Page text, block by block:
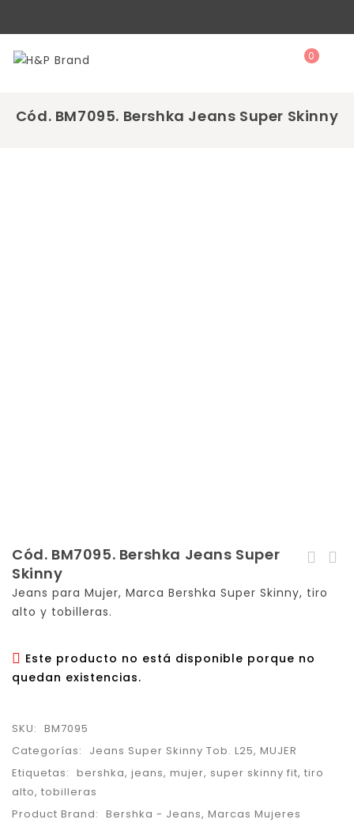
0
Cód. BM7095. Bershka Jeans Super Skinny
Cód. BM7095. Bershka Jeans Super
Skinny
Jeans para Mujer, Marca Bershka Super Skinny, tiro
alto y tobilleras.
Este producto no está disponible porque no
quedan existencias.
SKU: BM7095
Categorías:
Jeans Super Skinny Tob. L25, MUJER
Etiquetas: bershka, jeans, mujer, super skinny fit, tiro
alto, tobilleras
Product Brand: Bershka - Jeans, Marcas Mujeres